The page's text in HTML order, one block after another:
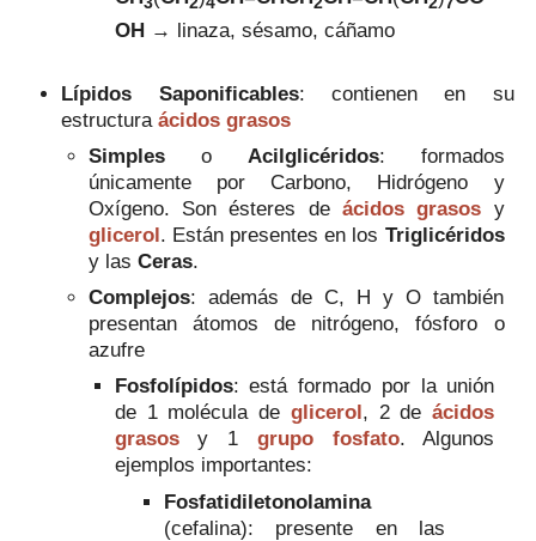
OH → linaza, sésamo, cáñamo
Lípidos Saponificables: contienen en su
estructuraácidos grasos
Simpleso Acilglicéridos: formados
únicamente por Carbono, Hidrógeno y
Oxígeno. Son ésteres de ácidos grasos y
glicerol. Están presentes en los Triglicéridos
y las Ceras.
Complejos: además de C, H y O también
presentan átomos de nitrógeno, fósforo o
azufre
Fosfolípidos: está formado por la unión
de 1 molécula de glicerol, 2 deácidos
grasosy 1 grupo fosfato. Algunos
ejemplos importantes:
Fosfatidiletonolamina
(cefalina): presente en las